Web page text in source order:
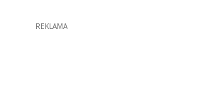
REKLAMA